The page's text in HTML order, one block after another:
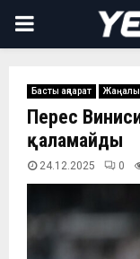
PRIMARY
Басты ақпарат
Перес
қаламайды
24.12.2025 0